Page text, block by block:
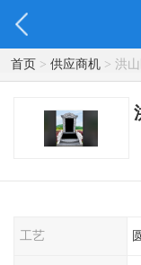
首页> 供应商机> 洪山
工艺